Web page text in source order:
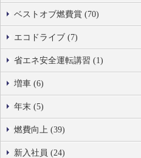
ベストオブ燃費賞 (70)
エコドライブ (7)
省エネ安全運転講習 (1)
増車 (6)
年末 (5)
燃費向上 (39)
新入社員 (24)